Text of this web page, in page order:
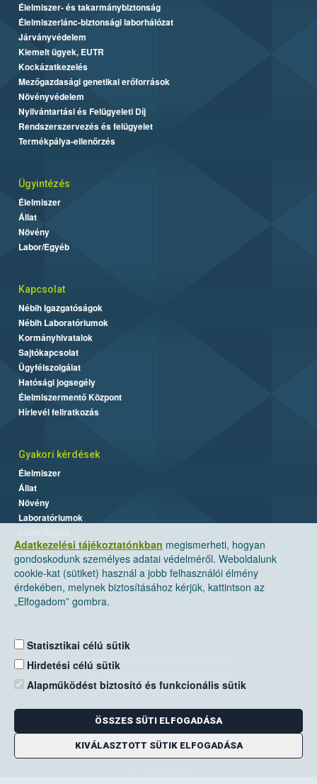
Adatkezelési tájékoztatónkban megismerheti, hogyan
gondoskodunk személyes adatai védelméről. Weboldalunk
cookie-kat (sütiket) használ a jobb felhasználói élmény
érdekében, melynek biztosításához kérjük, kattintson az
„Elfogadom” gombra.
Statisztikai célú sütik
Hirdetési célú sütik
Alapműködést biztosító és funkcionális sütik
ÖSSZES SÜTI ELFOGADÁSA
KIVÁLASZTOTT SÜTIK ELFOGADÁSA
Élelmiszer- és takarmánybiztonság
Élelmiszerlánc-biztonsági laborhálózat
Járványvédelem
Kiemelt ügyek, EUTR
Kockázatkezelés
Mezőgazdasági genetikai erőforrások
Növényvédelem
Nyilvántartási és Felügyeleti Díj
Rendszerszervezés és felügyelet
Termékpálya-ellenőrzés
Ügyintézés
Élelmiszer
Állat
Növény
Labor/Egyéb
Kapcsolat
Nébih Igazgatóságok
Nébih Laboratóriumok
Kormányhivatalok
Sajtókapcsolat
Ügyfélszolgálat
Hatósági jogsegély
Élelmiszermentő Központ
Hírlevél feliratkozás
Gyakori kérdések
Élelmiszer
Állat
Növény
Laboratóriumok
Nemzeti Élelmiszerlánc-biztonsági Hivatal
Levelezési cím: 1525 Budapest. Pf. 30.
E-mail:ugyfelszolgalat@nebih.gov.hu
Zöld szám: 06-80/263-244
Telefon: 06-1/ 336-9000